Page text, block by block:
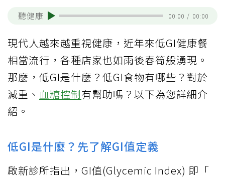
聽健康 00:00 / 00:00
現代人越來越重視健康，近年來低GI健康餐
相當流行，各種店家也如雨後春筍般湧現。
那麼，低GI是什麼？低GI食物有哪些？對於
減重、 血糖控制有幫助嗎？以下為您詳細介
紹。
低GI是什麼？先了解GI值定義
啟新診所指出，GI值(Glycemic Index) 即「